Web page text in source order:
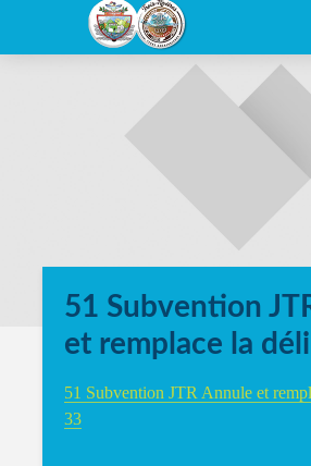
51 Subvention
et remplace la
51 Subvention JTR Annule et
33